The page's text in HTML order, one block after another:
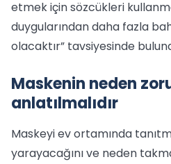
etmek için sözcükleri
duygularından daha fazla
olacaktır” tavsiyesinde
Maskenin neden
anlatılmalıdır
Maskeyi ev ortamında
yarayacağını ve neden